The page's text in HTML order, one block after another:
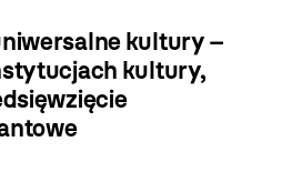
kultury –
kultury,